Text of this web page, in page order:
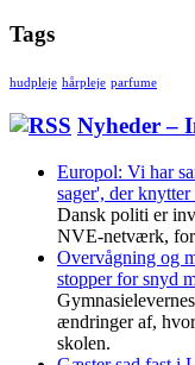
Tags
hudpleje hårpleje parfume
Nyheder –
Europol: Vi har
sager', der
Dansk politi er
NVE-netværk,
Overvågning og
stopper for snyd
ændringer af,
skolen.